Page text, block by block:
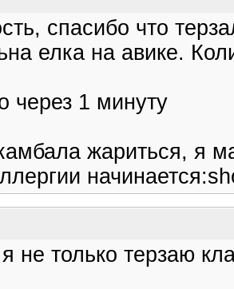
спасибо что
елка на авике.
через 1 минуту
жариться, я
не только терзаю